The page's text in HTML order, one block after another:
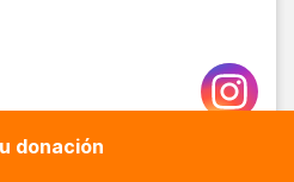
solidario que transforma el
donación